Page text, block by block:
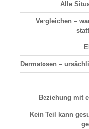
Alle
Vergleichen –
Dermatosen –
Beziehung mit
Kein Teil kann